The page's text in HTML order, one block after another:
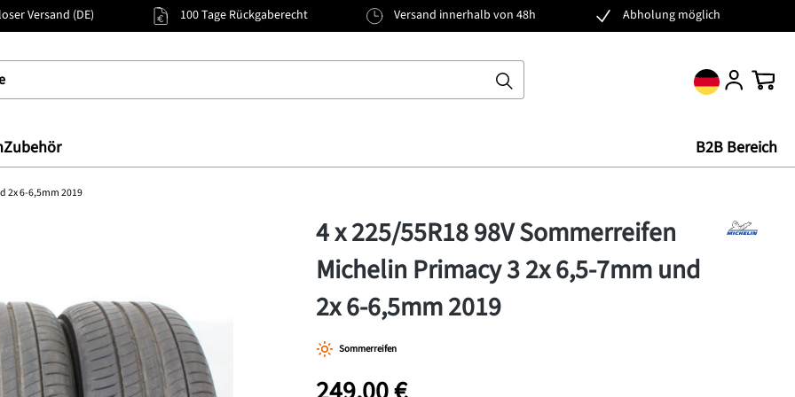
Versand (DE) 100 Tage Rückgaberecht Versand innerhalb von 48h Abholung möglich
Zubehör B2B Bereich
2x 6-6,5mm 2019
4 x 225/55R18 98V Sommerreifen
Michelin Primacy 3 2x 6,5-7mm und
2x 6-6,5mm 2019
Sommerreifen